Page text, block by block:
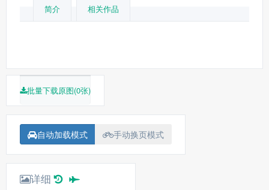
简介 相关作品
批量下载原图(0张)
自动加载模式 手动换页模式
详细